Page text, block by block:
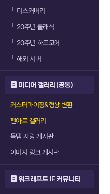
└디스커버리
└20주년 클래식
└20주년 하드코어
└해외 서버
미디어 갤러리 (공통)
커스터마이징&형상 변환
팬아트 갤러리
득템 자랑 게시판
이미지 링크 게시판
워크래프트 IP 커뮤니티